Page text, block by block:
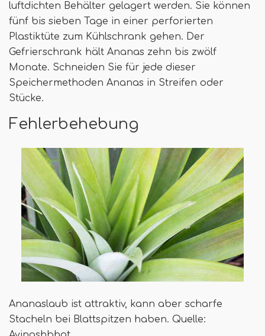
luftdichten Behälter gelagert werden. Sie können
fünf bis sieben Tage in einer perforierten
Plastiktüte zum Kühlschrank gehen. Der
Gefrierschrank hält Ananas zehn bis zwölf
Monate. Schneiden Sie für jede dieser
Speichermethoden Ananas in Streifen oder
Stücke.
Fehlerbehebung
Ananaslaub ist attraktiv, kann aber scharfe
Stacheln bei Blattspitzen haben. Quelle: